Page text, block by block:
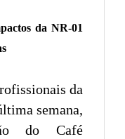
da NR-01
da
semana,
do Café